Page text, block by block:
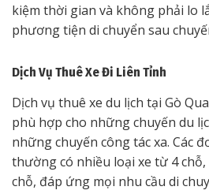
kiệm thời gian và không phải lo
phương tiện di chuyển sau
Dịch Vụ Thuê Xe Đi Liên Tỉnh
Dịch vụ thuê xe du lịch tại Gò
phù hợp cho những chuyến du
những chuyến công tác xa. Các
thường có nhiều loại xe từ 4 chỗ,
chỗ, đáp ứng mọi nhu cầu di